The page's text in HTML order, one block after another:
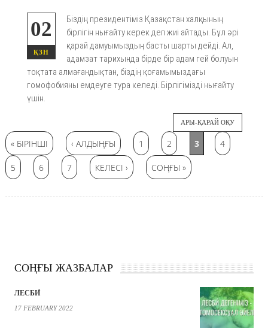
02
ҚЗН
Біздің президентіміз Қазақстан халқының
бірлігін нығайту керек деп жиі айтады. Бұл әрі
қарай дамуымыздың басты шарты дейді. Ал,
адамзат тарихында бірде бір адам гей болуын
тоқтата алмағандықтан, біздің қоғамымыздағы
гомофобияны емдеуге тура келеді. Бірлігімізді нығайту
үшін.
АРЫ-ҚАРАЙ ОҚУ
Беттер
« БІРІНШІ ‹ АЛДЫҢҒЫ 1 2 3 4
5 6 7 КЕЛЕСІ › СОҢҒЫ »
СОҢҒЫ ЖАЗБАЛАР
ЛЕСБИ́
17 FEBRUARY 2022